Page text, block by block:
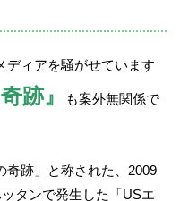
ディアを騒がせています
跡』
も案外無関係で
奇跡」と称された、2009
タンで発生した「USエ